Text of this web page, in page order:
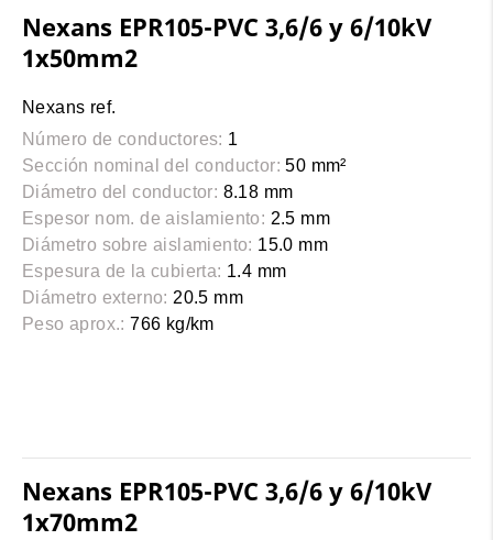
Nexans EPR105-PVC 3,6/6 y 6/10kV
1x50mm2
Nexans ref.
Número de conductores: 1
Sección nominal del conductor: 50 mm²
Diámetro del conductor: 8.18 mm
Espesor nom. de aislamiento: 2.5 mm
Diámetro sobre aislamiento: 15.0 mm
Espesura de la cubierta: 1.4 mm
Diámetro externo: 20.5 mm
Peso aprox.: 766 kg/km
Nexans EPR105-PVC 3,6/6 y 6/10kV
1x70mm2